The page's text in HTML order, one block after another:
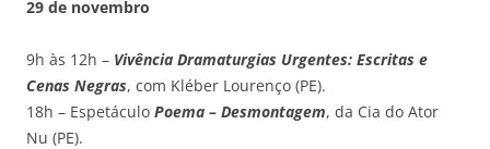
29 de novembro
9h às 12h – Vivência Dramaturgias Urgentes: Escritas e
Cenas Negras, com Kléber Lourenço (PE).
18h – Espetáculo Poema – Desmontagem, da Cia do Ator
Nu (PE).